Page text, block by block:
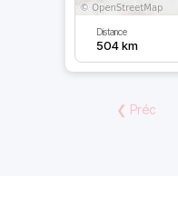
Distance
504 km
❮ Préc